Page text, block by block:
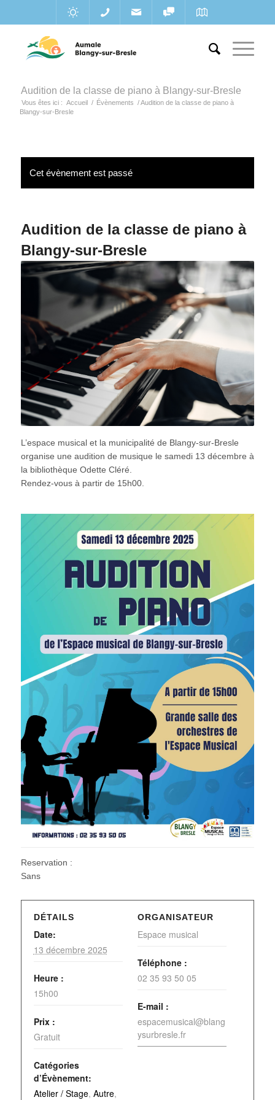
Audition de la classe de piano à Blangy-sur-Bresle
Vous êtes ici : Accueil / Évènements / Audition de la classe de piano à
Blangy-sur-Bresle
Cet évènement est passé
Audition de la classe de piano à
Blangy-sur-Bresle
L’espace musical et la municipalité de Blangy-sur-Bresle
organise une audition de musique le samedi 13 décembre à
la bibliothèque Odette Cléré.
Rendez-vous à partir de 15h00.
Reservation :
Sans
DÉTAILS
Date:
13 décembre 2025
Heure :
15h00
Prix :
Gratuit
Catégories
d’Évènement:
Atelier / Stage, Autre,
ORGANISATEUR
Espace musical
Téléphone :
02 35 93 50 05
E-mail :
espacemusical@blang
ysurbresle.fr